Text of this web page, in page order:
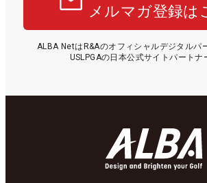
メルマガ登録は
ALBA NetはR&Aのオフィシャルデジタルパ
USLPGAの日本公式サイトパートナ